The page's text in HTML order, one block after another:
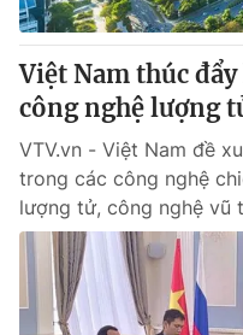
Việt Nam thúc
công nghệ lượng
VTV.vn - Việt Nam đề
trong các công nghệ
lượng tử, công nghệ vũ